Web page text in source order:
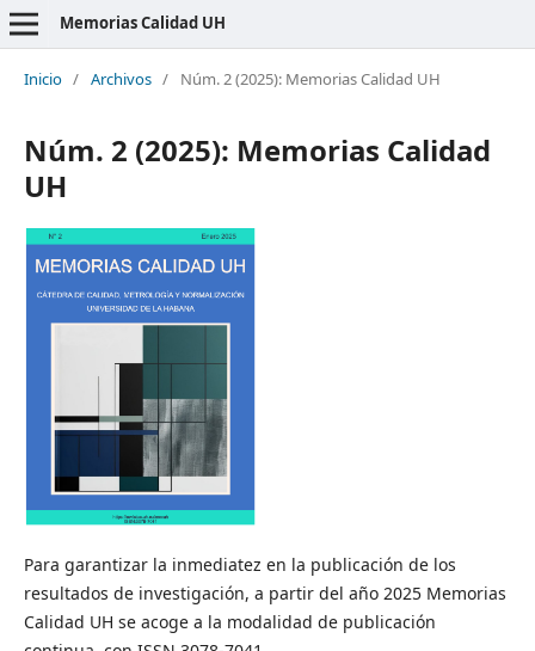
Memorias Calidad UH
Inicio / Archivos / Núm. 2 (2025): Memorias Calidad UH
Núm. 2 (2025): Memorias Calidad
UH
Para garantizar la inmediatez en la publicación de los
resultados de investigación, a partir del año 2025 Memorias
Calidad UH se acoge a la modalidad de publicación